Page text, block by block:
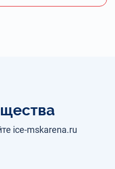
ice-mskarena.ru